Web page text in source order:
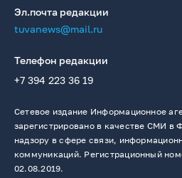
Эл.почта редакции
tuvanews@mail.ru
Телефон редакции
+7 394 223 36 19
Сетевое издание Информационное
зарегистрировано в качестве СМИ в
надзору в сфере связи,
коммуникаций. Регистрационный
02.08.2019.